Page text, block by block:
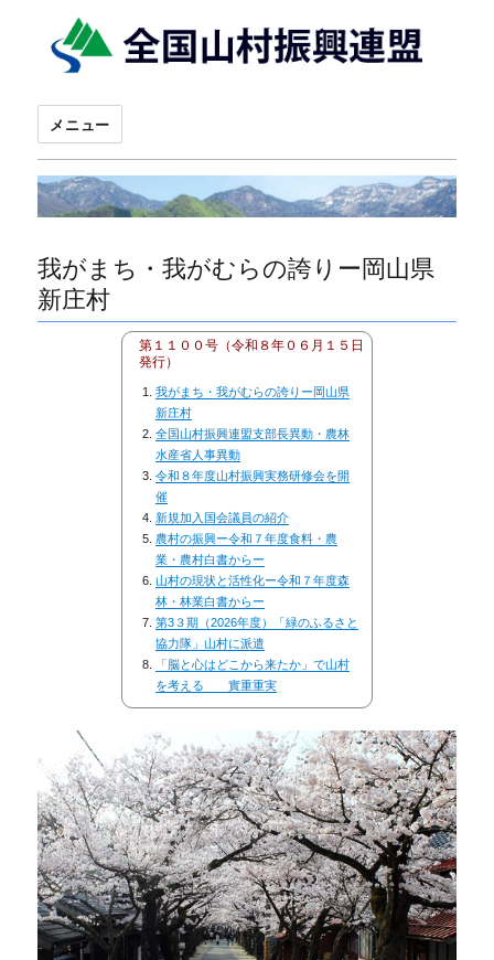
メニュー
我がまち・我がむらの誇りー岡山県
新庄村
第１１００号（令和８年０６月１５日
発行）
我がまち・我がむらの誇りー岡山県
新庄村
全国山村振興連盟支部長異動・農林
水産省人事異動
令和８年度山村振興実務研修会を開
催
新規加入国会議員の紹介
農村の振興ー令和７年度食料・農
業・農村白書からー
山村の現状と活性化ー令和７年度森
林・林業白書からー
第3３期（2026年度）「緑のふるさと
協力隊」山村に派遣
「脳と心はどこから来たか」で山村
を考える 實重重実